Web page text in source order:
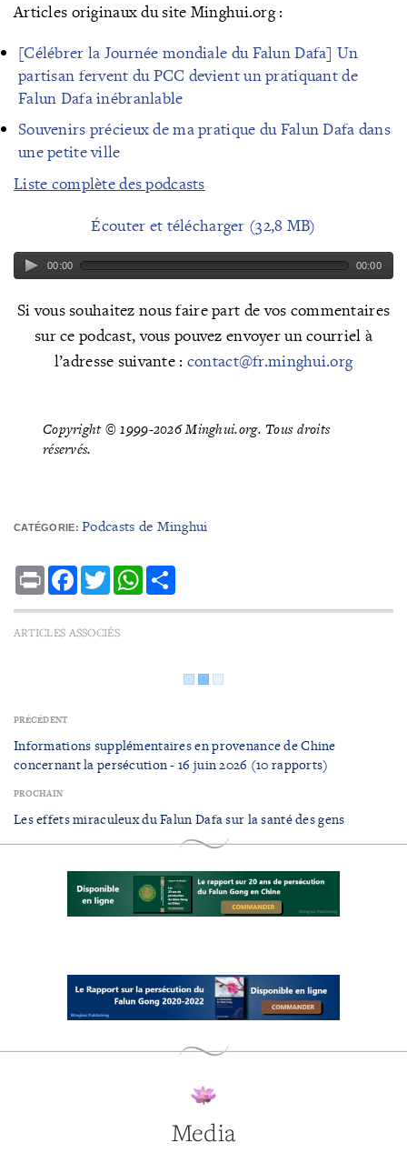
Articles originaux du site Minghui.org :
[Célébrer la Journée mondiale du Falun Dafa] Un
partisan fervent du PCC devient un pratiquant de
Falun Dafa inébranlable
Souvenirs précieux de ma pratique du Falun Dafa dans
une petite ville
Liste complète des podcasts
Écouter et télécharger (32,8 MB)
00:00 00:00
Si vous souhaitez nous faire part de vos commentaires
sur ce podcast, vous pouvez envoyer un courriel à
l’adresse suivante : contact@fr.minghui.org
Copyright © 1999-2026 Minghui.org. Tous droits
réservés.
CATÉGORIE: Podcasts de Minghui
Print Facebook
TwitterWhatsApp
ARTICLES ASSOCIÉS
PRÉCÉDENT
Informations supplémentaires en provenance de Chine
concernant la persécution - 16 juin 2026 (10 rapports)
PROCHAIN
Les effets miraculeux du Falun Dafa sur la santé des gens
Media